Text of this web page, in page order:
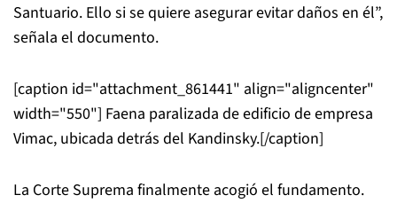
Santuario. Ello si se quiere asegurar evitar daños en él”,
señala el documento.
[caption id="attachment_861441" align="aligncenter"
width="550"] Faena paralizada de edificio de empresa
Vimac, ubicada detrás del Kandinsky.[/caption]
La Corte Suprema finalmente acogió el fundamento.